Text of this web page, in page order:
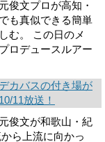
俊文プロが高知・
も真似できる簡単
む。 この日のメ
ロデュースルアー
カバスの付き場が
11放送！
俊文が和歌山・紀
ら上流に向かっ